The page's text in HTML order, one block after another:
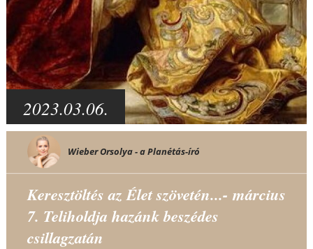
2023.03.06.
Wieber Orsolya - a Planétás-író
Keresztöltés az Élet szövetén...- március
7. Teliholdja hazánk beszédes
csillagzatán